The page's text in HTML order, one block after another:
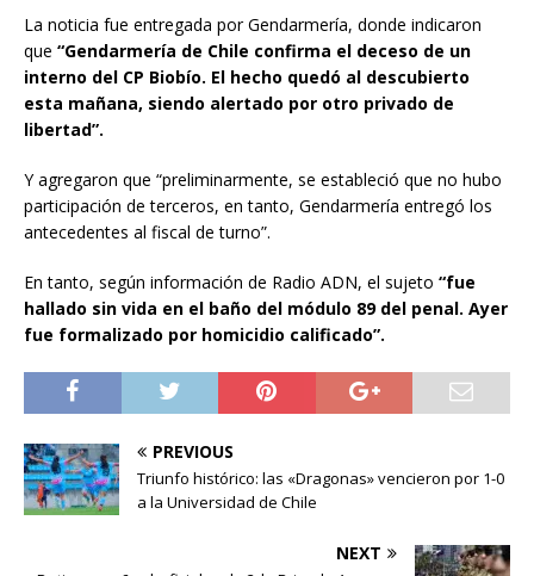
La noticia fue entregada por Gendarmería, donde indicaron
que “Gendarmería de Chile confirma el deceso de un
interno del CP Biobío. El hecho quedó al descubierto
esta mañana, siendo alertado por otro privado de
libertad”.
Y agregaron que “preliminarmente, se estableció que no hubo
participación de terceros, en tanto, Gendarmería entregó los
antecedentes al fiscal de turno”.
En tanto, según información de Radio ADN, el sujeto “fue
hallado sin vida en el baño del módulo 89 del penal. Ayer
fue formalizado por homicidio calificado”.
PREVIOUS
Triunfo histórico: las «Dragonas» vencieron por 1-0
a la Universidad de Chile
NEXT